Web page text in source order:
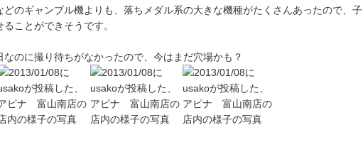
どのギャンブル機よりも、落ちメダル系の大きな機種がたくさんあったので、子
ことができそうです。
なのに撮り待ちがなかったので、今はまだ穴場かも？